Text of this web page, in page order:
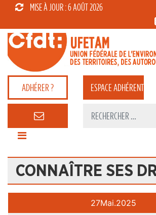
MISE À JOUR : 6 AOÛT 2026
ADHÉRER ? ESPACEADHÉRENT
CONNAÎTRE SES
27Mai.2025